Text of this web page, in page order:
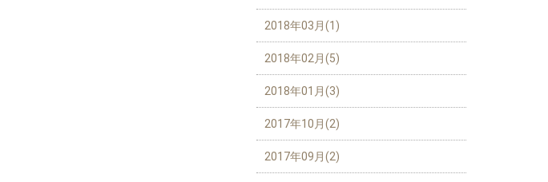
2018年03月(1)
2018年02月(5)
2018年01月(3)
2017年10月(2)
2017年09月(2)